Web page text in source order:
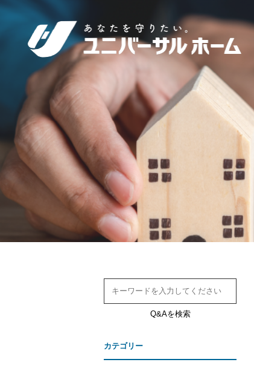
Q&Aを検索
カテゴリー